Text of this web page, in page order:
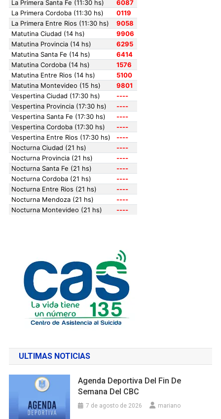
ULTIMAS NOTICIAS
Agenda Deportiva Del Fin De
Semana Del CBC
7 de agosto de 2026 mariano